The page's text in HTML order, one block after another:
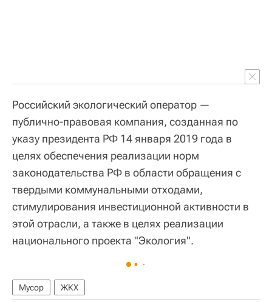
Российский экологический оператор —
публично-правовая компания, созданная по
указу президента РФ 14 января 2019 года в
целях обеспечения реализации норм
законодательства РФ в области обращения с
твердыми коммунальными отходами,
стимулирования инвестиционной активности в
этой отрасли, а также в целях реализации
национального проекта "Экология".
Мусор ЖКХ